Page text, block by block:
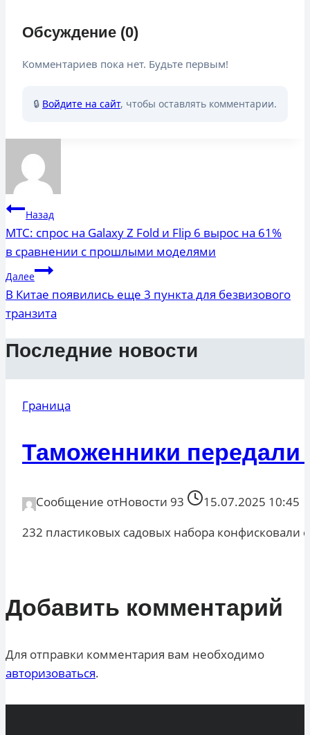
Обсуждение (0)
Комментариев пока нет. Будьте первым!
🔒 Войдите на сайт, чтобы оставлять комментарии.
Навигация
по
записям
Назад
МТС: спрос на Galaxy Z Fold и Flip 6 вырос на 61%
в сравнении с прошлыми моделями
Далее
В Китае появились еще 3 пункта для безвизового
транзита
Последние новости
Граница
Таможенники передали
Сообщение отНовости 93
15.07.2025 10:45
232 пластиковых садовых набора
Добавить комментарий
Для отправки комментария вам необходимо
авторизоваться.